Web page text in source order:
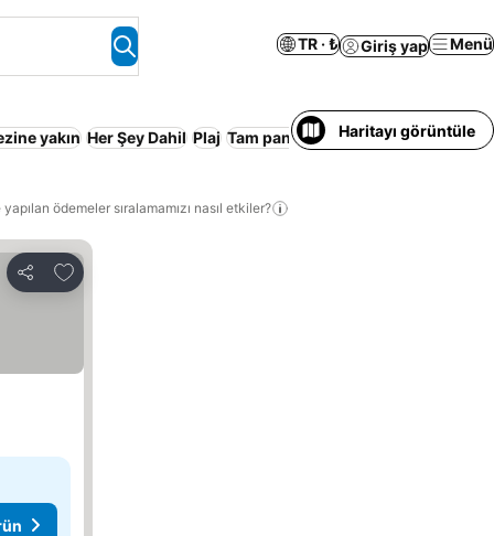
TR · ₺ Giriş yap Menü
yakın Her Şey Dahil Plaj Tam pansiyon Kahvaltı dâhil
Haritayı görüntüle
ödemeler sıralamamızı nasıl etkiler?
Paylaş
Favorilerime ekle